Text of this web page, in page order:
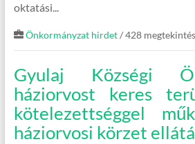
oktatási...
Önkormányzat hirdet/ 428 megtekintés
Gyulaj Községi
háziorvost keres
kötelezettséggel
háziorvosi körzet